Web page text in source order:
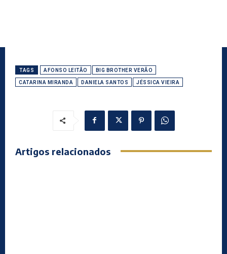
TAGS AFONSO LEITÃO BIG BROTHER VERÃO
CATARINA MIRANDA DANIELA SANTOS JÉSSICA VIEIRA
Artigos relacionados